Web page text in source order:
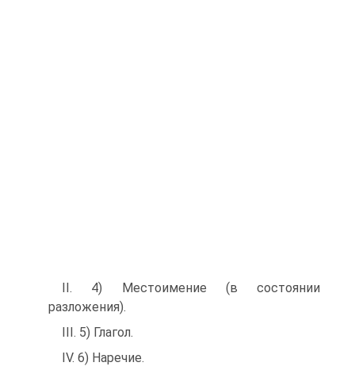
II. 4) Местоимение (в состоянии
разложения).
III. 5) Глагол.
IV. 6) Наречие.